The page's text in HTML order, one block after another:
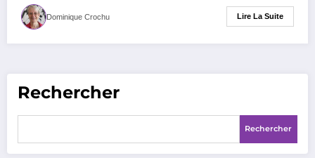
Dominique Crochu Lire La Suite
Rechercher
Rechercher